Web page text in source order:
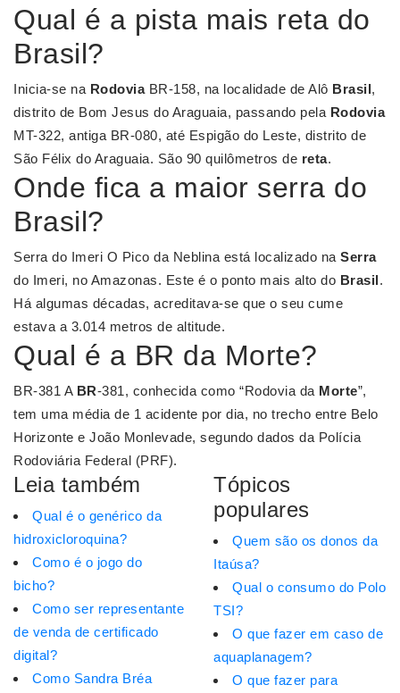
Qual é a pista mais reta do
Brasil?
Inicia-se na RodoviaBR-158, na localidade de Alô Brasil,
distrito de Bom Jesus do Araguaia, passando pela Rodovia
MT-322, antiga BR-080, até Espigão do Leste, distrito de
São Félix do Araguaia. São 90 quilômetros de reta.
Onde fica a maior serra do
Brasil?
Serra do Imeri O Pico da Neblina está localizado na Serra
do Imeri, no Amazonas. Este é o ponto mais alto do Brasil.
Há algumas décadas, acreditava-se que o seu cume
estava a 3.014 metros de altitude.
Qual é a BR da Morte?
BR-381 A BR-381, conhecida como “Rodovia da Morte”,
tem uma média de 1 acidente por dia, no trecho entre Belo
Horizonte e João Monlevade, segundo dados da Polícia
Rodoviária Federal (PRF).
Leia também
Qual é o genérico da
hidroxicloroquina?
Como é o jogo do
bicho?
Como ser representante
de venda de certificado
digital?
Como Sandra Bréa
Tópicos
populares
Quem são os donos da
Itaúsa?
Qual o consumo do Polo
TSI?
O que fazer em caso de
aquaplanagem?
O que fazer para